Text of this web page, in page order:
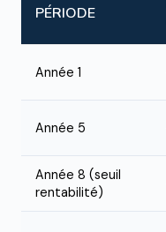
PÉRIODE
Année 1
Année 5
Année 8 (seuil
rentabilité)